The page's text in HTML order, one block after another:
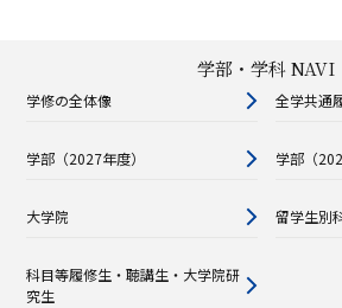
学部・学科 NAVI
学修の全体像 全学共通
学部（2027年度） 学部（
大学院 留学生別
科目等履修生・聴講生・大学院研
究生